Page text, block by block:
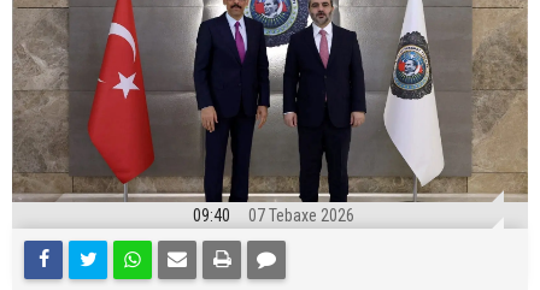
09:40 07 Tebaxe 2026